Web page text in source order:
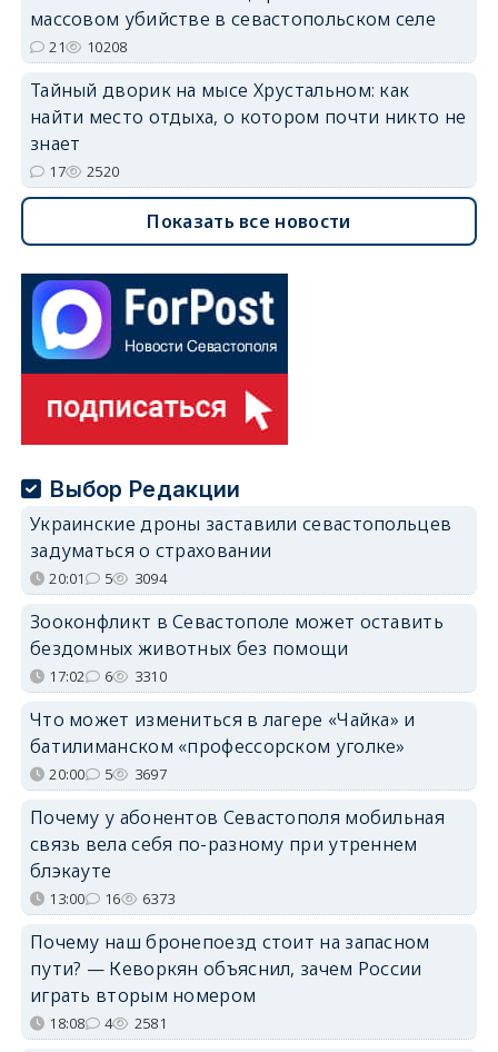
массовом убийстве в севастопольском селе
21 10208
Тайный дворик на мысе Хрустальном: как
найти место отдыха, о котором почти никто не
знает
17 2520
Показать все новости
Выбор Редакции
Украинские дроны заставили севастопольцев
задуматься о страховании
20:01 5 3094
Зооконфликт в Севастополе может оставить
бездомных животных без помощи
17:02 6 3310
Что может измениться в лагере «Чайка» и
батилиманском «профессорском уголке»
20:00 5 3697
Почему у абонентов Севастополя мобильная
связь вела себя по-разному при утреннем
блэкауте
13:00 16 6373
Почему наш бронепоезд стоит на запасном
пути? — Кеворкян объяснил, зачем России
играть вторым номером
18:08 4 2581